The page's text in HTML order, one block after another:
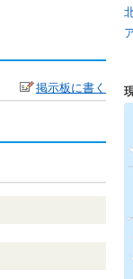
掲示板に書く